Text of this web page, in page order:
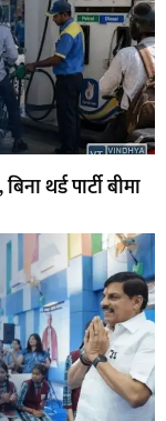
थर्ड पार्टी बीमा